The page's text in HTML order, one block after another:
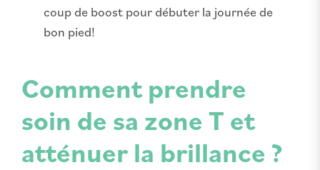
coup de boost pour débuter la journée de
bon pied!
Comment prendre
soin de sa zone T et
atténuer la brillance ?